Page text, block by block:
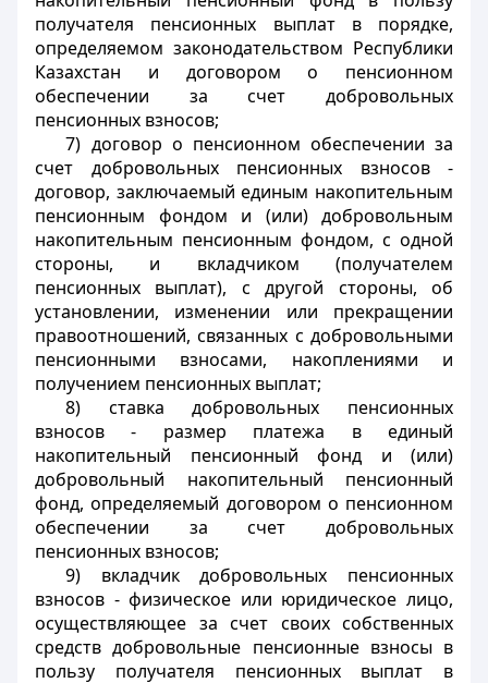
получателя пенсионных выплат в порядке,
определяемом законодательством Республики
Казахстан и договором о пенсионном
обеспечении за счет добровольных
пенсионных взносов;
7) договор о пенсионном обеспечении за
счет добровольных пенсионных взносов -
договор, заключаемый единым накопительным
пенсионным фондом и (или) добровольным
накопительным пенсионным фондом, с одной
стороны, и вкладчиком (получателем
пенсионных выплат), с другой стороны, об
установлении, изменении или прекращении
правоотношений, связанных с добровольными
пенсионными взносами, накоплениями и
получением пенсионных выплат;
8) ставка добровольных пенсионных
взносов - размер платежа в единый
накопительный пенсионный фонд и (или)
добровольный накопительный пенсионный
фонд, определяемый договором о пенсионном
обеспечении за счет добровольных
пенсионных взносов;
9) вкладчик добровольных пенсионных
взносов - физическое или юридическое лицо,
осуществляющее за счет своих собственных
средств добровольные пенсионные взносы в
пользу получателя пенсионных выплат в